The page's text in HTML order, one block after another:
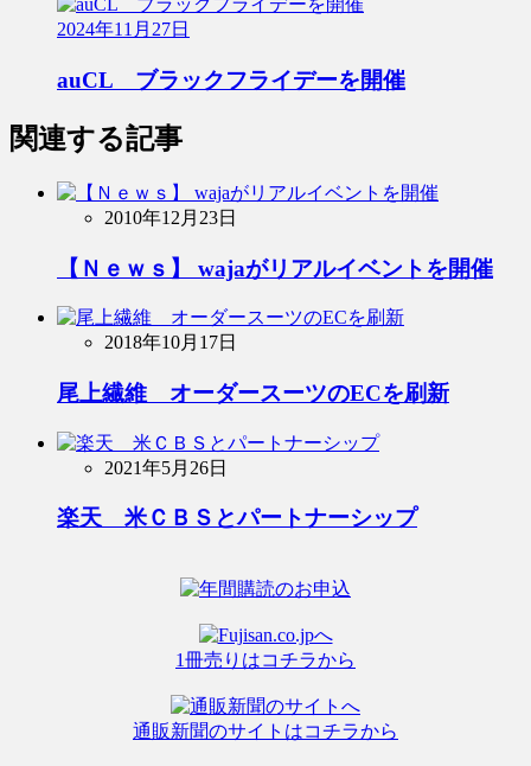
2024年11月27日
auCL ブラックフライデーを開催
関連する記事
2010年12月23日
【Ｎｅｗｓ】 wajaがリアルイベントを開催
2018年10月17日
尾上繊維 オーダースーツのECを刷新
2021年5月26日
楽天 米ＣＢＳとパートナーシップ
1冊売りはコチラから
通販新聞のサイトはコチラから